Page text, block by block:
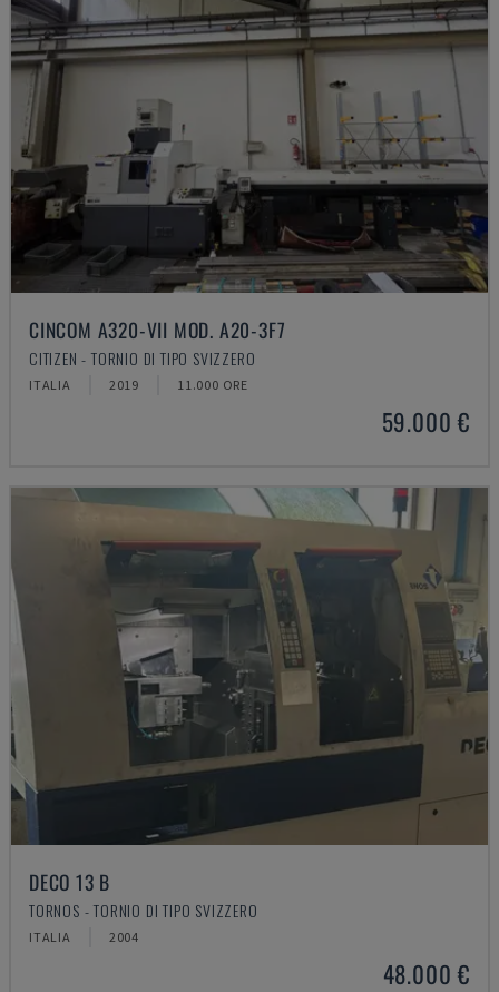
CINCOM A320-VII MOD. A20-3F7
CITIZEN - TORNIO DI TIPO SVIZZERO
ITALIA 2019 11.000 ORE
59.000 €
DECO 13 B
TORNOS - TORNIO DI TIPO SVIZZERO
ITALIA 2004
48.000 €